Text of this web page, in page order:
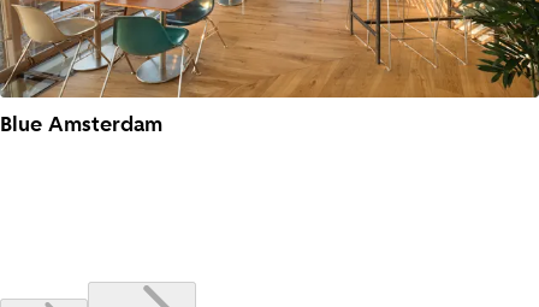
Blue Amsterdam